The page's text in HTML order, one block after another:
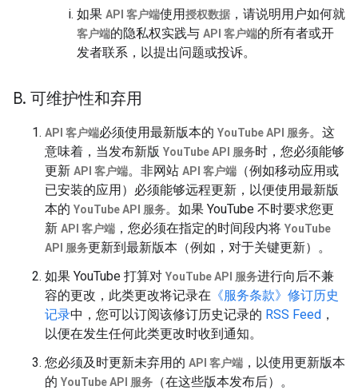
如果 API 客户端使用授权数据 ，请说明用户如何就
客户端的隐私权实践与 API 客户端的所有者或开
发者联系，以提出问题或投诉。
B. 可维护性和弃用
API 客户端必须使用最新版本的 YouTube API 服务。这
意味着，当发布新版 YouTube API 服务时，您必须能够
更新 API 客户端。非网站 API 客户端 （例如移动应用或
已安装的应用）必须能够远程更新，以便使用最新版
本的 YouTube API 服务。如果 YouTube 不时要求您更
新 API 客户端 ，您必须在指定的时间段内将 YouTube
API 服务更新到最新版本（例如，对于关键更新）。
如果 YouTube 打算对 YouTube API 服务进行向后不兼
容的更改，此类更改将记录在 《服务条款》修订历史
记录中，您可以订阅该修订历史记录的 RSS Feed ，
以便在发生任何此类更改时收到通知。
您必须及时更新未弃用的 API 客户端 ，以使用更新版本
的 YouTube API 服务 （在这些版本发布后）。